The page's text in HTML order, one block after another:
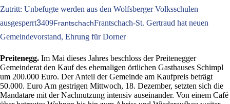
Zutritt: Unbefugte werden aus den Wolfsberger Volksschulen
ausgesperrt3409FrantschachFrantschach-St. Gertraud hat neuen
Gemeindevorstand, Ehrung für Dorner
Preitenegg. Im Mai dieses Jahres beschloss der Preitenegger
Gemeinderat den Kauf des ehemaligen örtlichen Gasthauses Schimpl
um 200.000 Euro. Der Anteil der Gemeinde am Kaufpreis beträgt
50.000. Euro Am gestrigen Mittwoch, 18. Dezember, setzten sich die
Mandatare mit der Nachnutzung intensiv auseinander. Von einem Café